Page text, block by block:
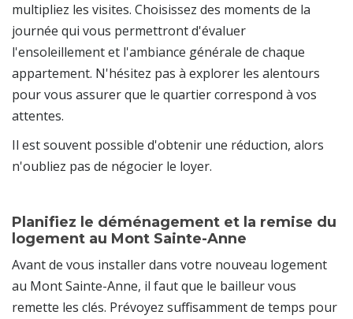
multipliez les visites. Choisissez des moments de la
journée qui vous permettront d'évaluer
l'ensoleillement et l'ambiance générale de chaque
appartement. N'hésitez pas à explorer les alentours
pour vous assurer que le quartier correspond à vos
attentes.
Il est souvent possible d'obtenir une réduction, alors
n'oubliez pas de négocier le loyer.
Planifiez le déménagement et la remise du
logement au Mont Sainte-Anne
Avant de vous installer dans votre nouveau logement
au Mont Sainte-Anne, il faut que le bailleur vous
remette les clés. Prévoyez suffisamment de temps pour